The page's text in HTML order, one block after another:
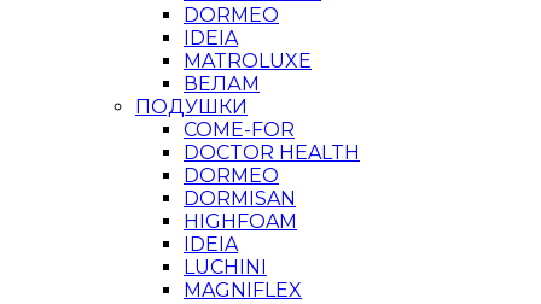
DORMEO
IDEIA
MATROLUXE
ВЕЛАМ
ПОДУШКИ
COME-FOR
DOCTOR HEALTH
DORMEO
DORMISAN
HIGHFOAM
IDEIA
LUCHINI
MAGNIFLEX